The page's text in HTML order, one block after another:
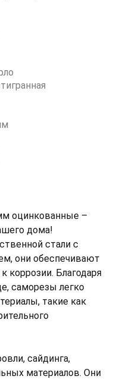
оцинкованные –
дома!
стали с
они обеспечивают
коррозии. Благодаря
саморезы легко
такие как
сайдинга,
материалов. Они